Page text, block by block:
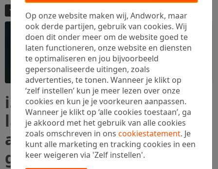
i3D.net's zoektocht om de
laagste latentie te bieden
aan het maximale aantal
gebruikers
Op onze website maken wij, Andwork, maar
ook derde partijen, gebruik van cookies. Wij
doen dit onder meer om de website goed te
laten functioneren, onze website en diensten
te optimaliseren en jou bijvoorbeeld
gepersonaliseerde uitingen, zoals
advertenties, te tonen. Wanneer je klikt op
‘zelf instellen’ kun je meer lezen over onze
cookies en kun je je voorkeuren aanpassen.
Wanneer je klikt op ‘alle cookies toestaan’, ga
je akkoord met het gebruik van alle cookies
zoals omschreven in ons cookiestatement. Je
kunt alle marketing en tracking cookies in een
keer weigeren via 'Zelf instellen'.